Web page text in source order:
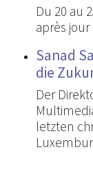
Du 20 au
après jour
Sanad
die
Der
letzten